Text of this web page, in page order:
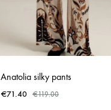
Anatolia silky pants
€71.40 €119.00